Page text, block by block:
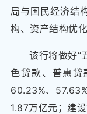
局与国民经济结
构、资产结构优化
该行将做好“
色贷款、普惠贷
60.23%、
1.87万亿元；建